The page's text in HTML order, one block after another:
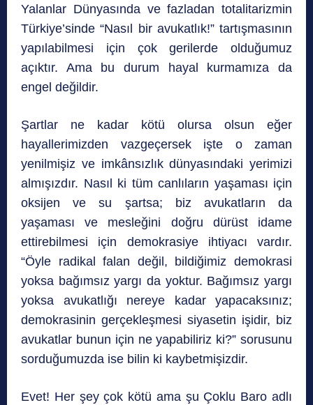
Yalanlar Dünyasında ve fazladan totalitarizmin
Türkiye’sinde “Nasıl bir avukatlık!” tartışmasının
yapılabilmesi için çok gerilerde olduğumuz
açıktır. Ama bu durum hayal kurmamıza da
engel değildir.
Şartlar ne kadar kötü olursa olsun eğer
hayallerimizden vazgeçersek işte o zaman
yenilmişiz ve imkânsızlık dünyasındaki yerimizi
almışızdır. Nasıl ki tüm canlıların yaşaması için
oksijen ve su şartsa; biz avukatların da
yaşaması ve mesleğini doğru dürüst idame
ettirebilmesi için demokrasiye ihtiyacı vardır.
“Öyle radikal falan değil, bildiğimiz demokrasi
yoksa bağımsız yargı da yoktur. Bağımsız yargı
yoksa avukatlığı nereye kadar yapacaksınız;
demokrasinin gerçekleşmesi siyasetin işidir, biz
avukatlar bunun için ne yapabiliriz ki?” sorusunu
sorduğumuzda ise bilin ki kaybetmişizdir.
Evet! Her şey çok kötü ama şu Çoklu Baro adlı